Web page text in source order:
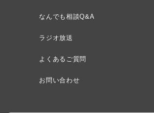
なんでも相談Q&A
ラジオ放送
よくあるご質問
お問い合わせ